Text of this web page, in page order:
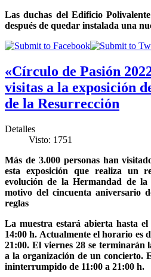
Las duchas del Edificio
después de quedar instalada una
«Círculo de Pasión
visitas a la exposición
de la Resurrección
Detalles
Visto: 1751
Más de 3.000 personas han
esta exposición que realiza un
evolución de la Hermandad de la
motivo del cincuenta aniversario
reglas
La muestra estará abierta hasta
14:00 h. Actualmente el horario es
21:00. El viernes 28 se terminarán
a la organización de un concierto.
ininterrumpido de 11:00 a 21:00 h.